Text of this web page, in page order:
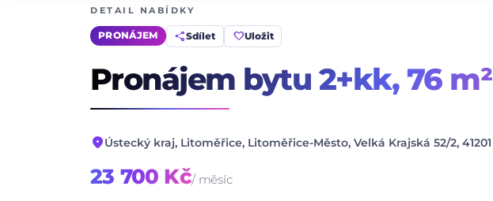
DETAIL NABÍDKY
PRONÁJEM shareSdílet favoriteUložit
Pronájem bytu 2+kk, 76 m²
location_onÚstecký kraj, Litoměřice, Litoměřice-Město, Velká Krajská 52/2, 41201
23 700 Kč/ měsíc